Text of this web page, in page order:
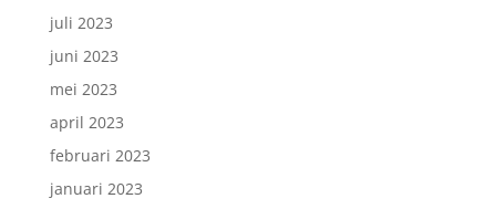
juli 2023
juni 2023
mei 2023
april 2023
februari 2023
januari 2023